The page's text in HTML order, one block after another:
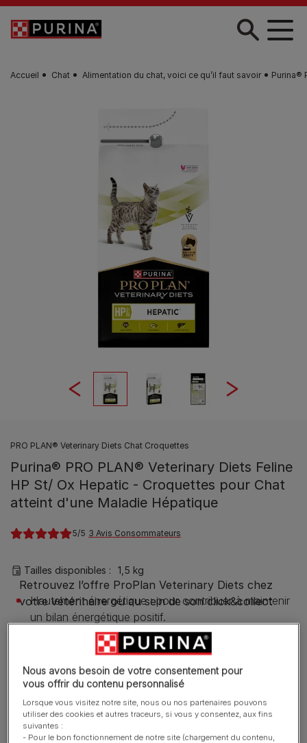
Skip to main content
Accueil Chat Alimentation du chat, voici ce qu’il faut savoir Purina®
PRO PLAN® Veterinary Diets Chat Croquettes
Purina® PRO PLAN® Veterinary Diets Feline
HP St/ Ox Hepatic - Croquettes pour Chat
atteint d'une Maladie Hépatique
5 3 Avis Consommateurs
Tailles disponibles​ : 1,5 kg
Hautement énergétique : pour contribuer à maintenir
un bilan énergétique positif.
Niveau de protéines ajusté pour aider à réduire
l’accumulation de toxines et à maintenir la fonction
hépatique.
Haute appétence : pour aiguiser l’appétit et prévenir
la malnutrition.
En savoir plus
Nous avons besoin de votre consentement pour
vous offrir du contenu personnalisé
Lorsque vous visitez notre site, nous ou nos partenaires pouvons
utiliser des cookies et autres traceurs, si vous y consentez, aux fins
suivantes :
- Pour le bon fonctionnement de notre site (chargement du contenu,